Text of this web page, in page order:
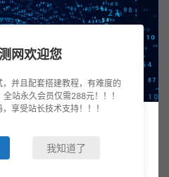
网欢迎您
并且配套搭建教程，有难度的
站永久会员仅需288元！！！
享受站长技术支持！！！
我知道了